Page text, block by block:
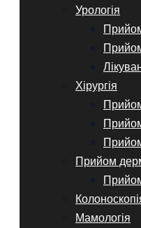
Урологія
Хірургія
Прийом
Мамологія